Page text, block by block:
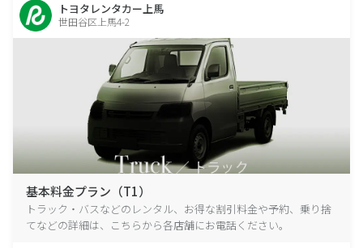
トヨタレンタカー上馬
世田谷区上馬4-2
基本料金プラン（T1）
トラック・バスなどのレンタル、お得な割引料金や予約、乗り捨
てなどの詳細は、こちらから各店舗にお電話ください。